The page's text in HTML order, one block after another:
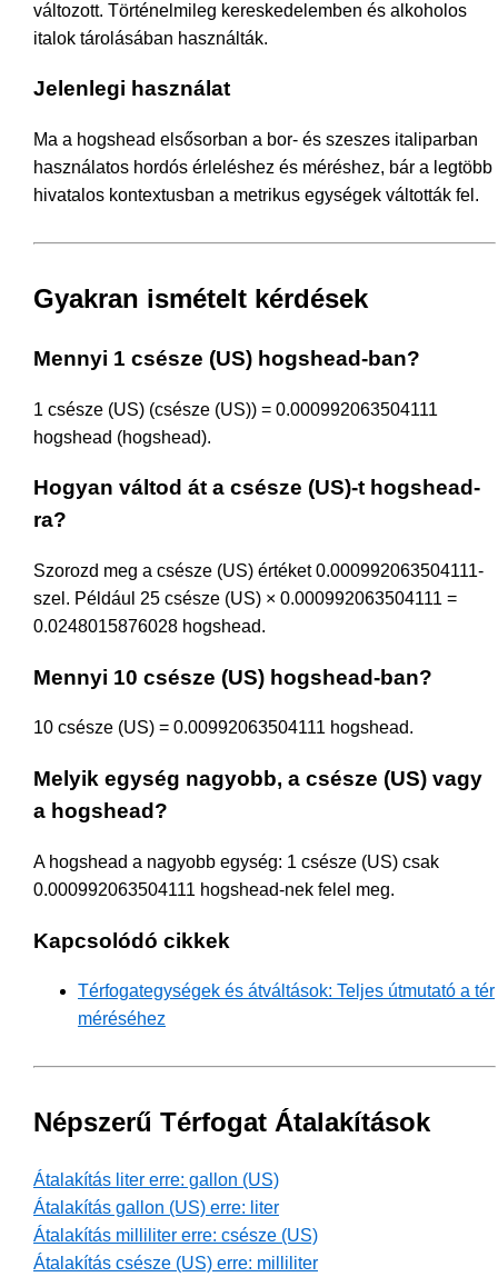
változott. Történelmileg kereskedelemben és alkoholos
italok tárolásában használták.
Jelenlegi használat
Ma a hogshead elsősorban a bor- és szeszes italiparban
használatos hordós érleléshez és méréshez, bár a legtöbb
hivatalos kontextusban a metrikus egységek váltották fel.
Gyakran ismételt kérdések
Mennyi 1 csésze (US) hogshead-ban?
1 csésze (US) (csésze (US)) = 0.000992063504111
hogshead (hogshead).
Hogyan váltod át a csésze (US)-t hogshead-
ra?
Szorozd meg a csésze (US) értéket 0.000992063504111-
szel. Például 25 csésze (US) × 0.000992063504111 =
0.0248015876028 hogshead.
Mennyi 10 csésze (US) hogshead-ban?
10 csésze (US) = 0.00992063504111 hogshead.
Melyik egység nagyobb, a csésze (US) vagy
a hogshead?
A hogshead a nagyobb egység: 1 csésze (US) csak
0.000992063504111 hogshead-nek felel meg.
Kapcsolódó cikkek
Térfogategységek és átváltások: Teljes útmutató a tér
méréséhez
Népszerű Térfogat Átalakítások
Átalakítás liter erre: gallon (US)
Átalakítás gallon (US) erre: liter
Átalakítás milliliter erre: csésze (US)
Átalakítás csésze (US) erre: milliliter